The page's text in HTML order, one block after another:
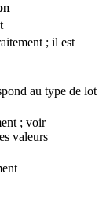
; il est
au type de lot
; voir
valeurs